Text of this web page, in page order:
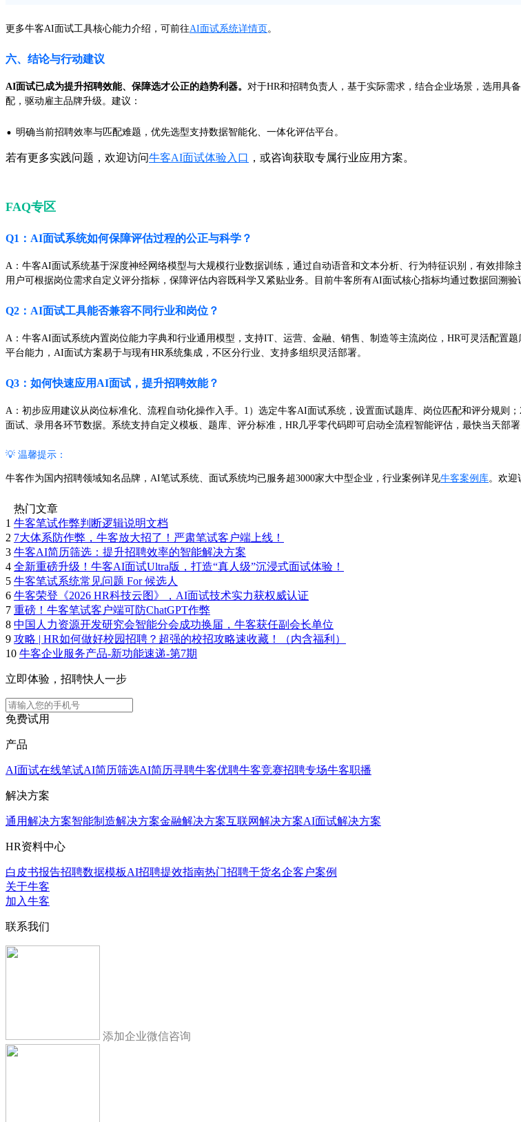
更多牛客AI面试工具核心能力介绍，可前往AI面试系统详情页。
六、结论与行动建议
AI面试已成为提升招聘效能、保障选才公正的趋势利器。 对于HR和招聘负责人，基于实际需求，结合企业场景，选用具
配，驱动雇主品牌升级。建议：
· 明确当前招聘效率与匹配难题，优先选型支持数据智能化、一体化评估平台。
若有更多实践问题，欢迎访问牛客AI面试体验入口 ，或咨询获取专属行业应用方案。
FAQ专区
Q1：AI面试系统如何保障评估过程的公正与科学？
A：牛客AI面试系统基于深度神经网络模型与大规模行业数据训练，通过自动语音和文本分析、行为特征识别，有效排
用户可根据岗位需求自定义评分指标，保障评估内容既科学又紧贴业务。目前牛客所有AI面试核心指标均通过数据回溯验
Q2：AI面试工具能否兼容不同行业和岗位？
A：牛客AI面试系统内置岗位能力字典和行业通用模型，支持IT、运营、金融、销售、制造等主流岗位，HR可灵活配置
平台能力，AI面试方案易于与现有HR系统集成，不区分行业、支持多组织灵活部署。
Q3：如何快速应用AI面试，提升招聘效能？
A：初步应用建议从岗位标准化、流程自动化操作入手。1）选定牛客AI面试系统，设置面试题库、岗位匹配和评分规则
面试、录用各环节数据。系统支持自定义模板、题库、评分标准，HR几乎零代码即可启动全流程智能评估，最快当天部署
💡 温馨提示：
牛客作为国内招聘领域知名品牌，AI笔试系统、面试系统均已服务超3000家大中型企业，行业案例详见牛客案例库。欢迎
热门文章
1 牛客笔试作弊判断逻辑说明文档
2 7大体系防作弊，牛客放大招了！严肃笔试客户端上线！
3 牛客AI简历筛选：提升招聘效率的智能解决方案
4 全新重磅升级！牛客AI面试Ultra版，打造“真人级”沉浸式面试体验！
5 牛客笔试系统常见问题 For 候选人
6 牛客荣登《2026 HR科技云图》，AI面试技术实力获权威认证
7 重磅！牛客笔试客户端可防ChatGPT作弊
8 中国人力资源开发研究会智能分会成功换届，牛客获任副会长单位
9 攻略 | HR如何做好校园招聘？超强的校招攻略速收藏！（内含福利）
10 牛客企业服务产品-新功能速递-第7期
立即体验，招聘快人一步
免费试用
产品
AI面试在线笔试AI简历筛选AI简历寻聘牛客优聘牛客竞赛招聘专场牛客职播
解决方案
通用解决方案智能制造解决方案金融解决方案互联网解决方案AI面试解决方案
HR资料中心
白皮书报告招聘数据模板AI招聘提效指南热门招聘干货名企客户案例
关于牛客
加入牛客
联系我们
添加企业微信咨询